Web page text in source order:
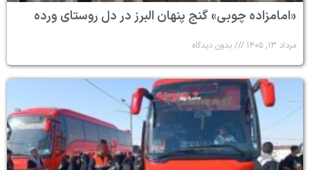
«امامزاده چوبی» گنج پنهان البرز در دل روستای ورده
مرداد ۱۳, ۱۴۰۵ بدون دیدگاه